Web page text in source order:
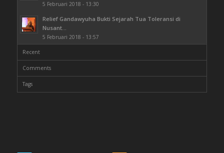
5 Februari 2018 - 13:30
Relief Gandawyuha Bukti Sejarah Tua Toleransi di
Nusant...
5 Februari 2018 - 13:57
Recent
Comments
Tags